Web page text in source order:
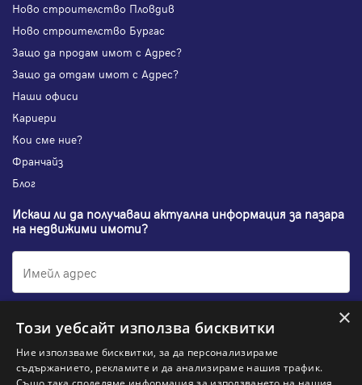
Ново строителство Пловдив
Ново строителство Бургас
Защо да продам имот с Адрес?
Защо да отдам имот с Адрес?
Наши офиси
Кариери
Кои сме ние?
Франчайз
Блог
Искаш ли да получаваш актуална информация за пазара
на недвижими имоти?
Абонирам се ×
Този уебсайт използва бисквитки
Ние използваме бисквитки, за да персонализираме
съдържанието, рекламите и да анализираме нашия трафик.